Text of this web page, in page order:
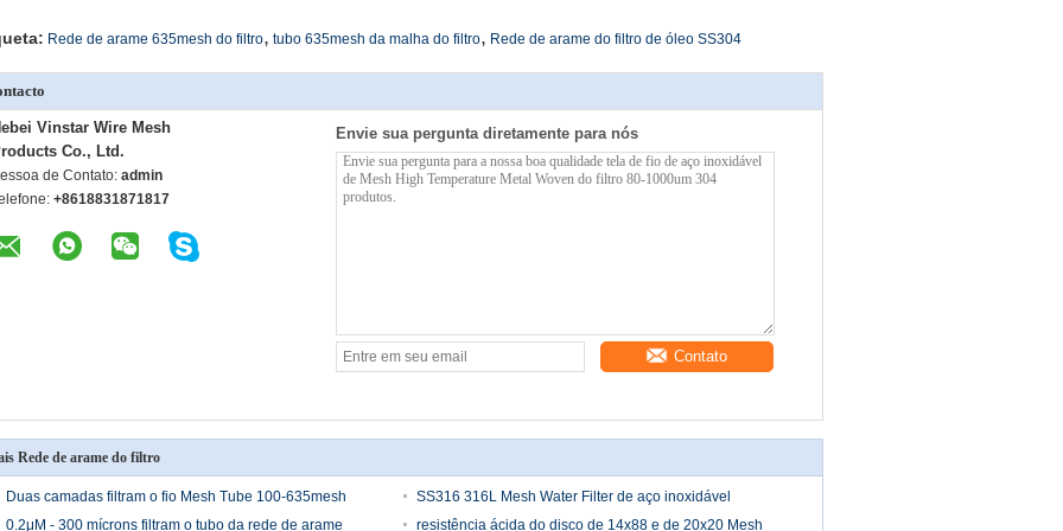
Rede de arame 635mesh do filtro, tubo 635mesh da malha do filtro, Rede de arame do filtro de óleo SS304
Vinstar Wire Mesh
Co., Ltd.
de Contato: admin
+8618831871817
Envie sua pergunta diretamente para nós
Contato
Rede de arame do filtro
Duas camadas filtram o fio Mesh Tube 100-635mesh
SS316 316L Mesh Water Filter de aço inoxidável
0.2μM - 300 mícrons filtram o tubo da rede de arame
resistência ácida do disco de 14x88 e de 20x20 Mesh